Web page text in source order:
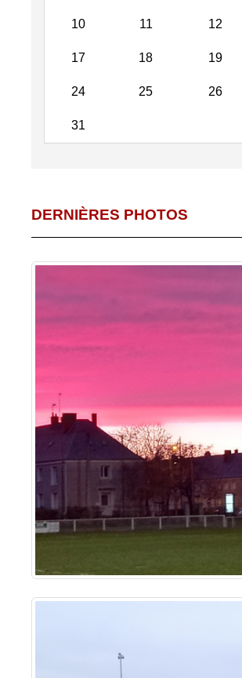
10 11 12
17 18 19
24 25 26
31
DERNIÈRES PHOTOS